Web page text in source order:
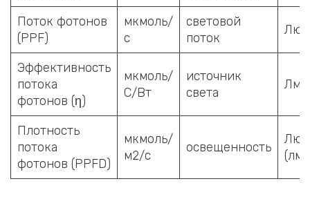
Поток фотонов
(PPF)
мкмоль/
с
световой
поток
Эффективность
потока
фотонов (η)
мкмоль/
С/Вт
источник
света
Лм/
Плотность
потока
фотонов (PPFD)
мкмоль/
м2/с
освещенность